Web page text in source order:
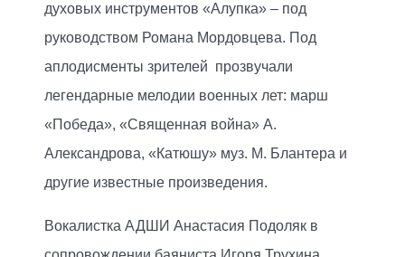
духовых инструментов «Алупка» – под
руководством Романа Мордовцева. Под
аплодисменты зрителей прозвучали
легендарные мелодии военных лет: марш
«Победа», «Священная война» А.
Александрова, «Катюшу» муз. М. Блантера и
другие известные произведения.
Вокалистка АДШИ Анастасия Подоляк в